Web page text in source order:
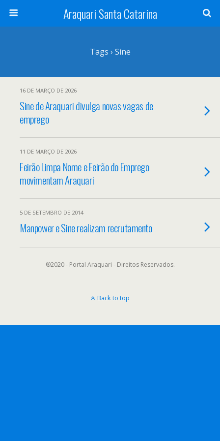
Araquari Santa Catarina
Tags › Sine
16 DE MARÇO DE 2026
Sine de Araquari divulga novas vagas de
emprego
11 DE MARÇO DE 2026
Feirão Limpa Nome e Feirão do Emprego
movimentam Araquari
5 DE SETEMBRO DE 2014
Manpower e Sine realizam recrutamento
®2020 - Portal Araquari - Direitos Reservados.
Back to top